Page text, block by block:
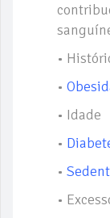
•
•
• Idade
•
•
•